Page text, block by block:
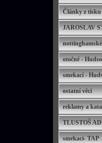
Články z tisku
JAROSLAV
nottinghamské
otočné -
smekací -
ostatní věci
reklamy a
TLUSTOŠ
smekací- TAP